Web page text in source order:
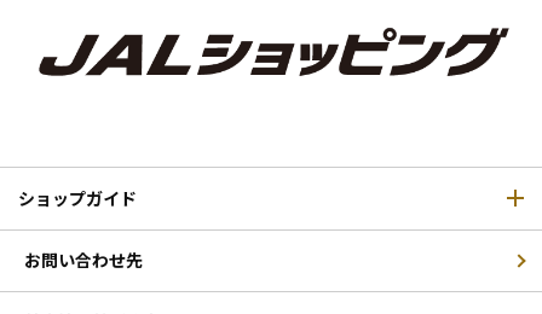
ショップガイド
お問い合わせ先